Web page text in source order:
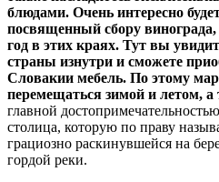
блюдами. Очень интересно
посвященный сбору
год в этих краях. Тут вы
страны изнутри и сможете
Словакии мебель. По этому
перемещаться зимой и летом, а
главной
столица, которую по праву
грациозно раскинувшейся на
гордой реки.